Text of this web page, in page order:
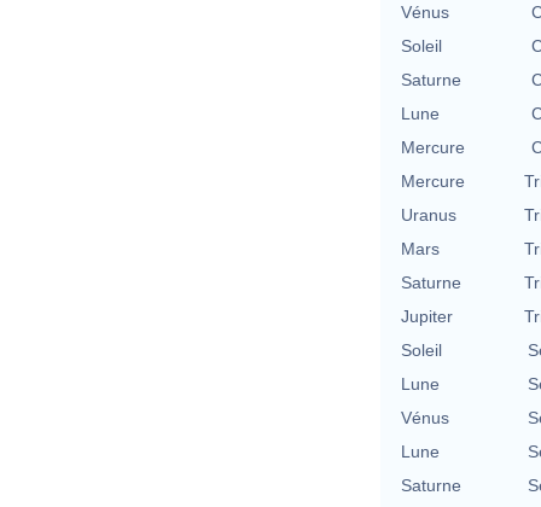
Vénus
Soleil
Saturne
Lune
Mercure
Mercure
Uranus
Mars
Saturne
Jupiter
Soleil
Lune
Vénus
Lune
Saturne